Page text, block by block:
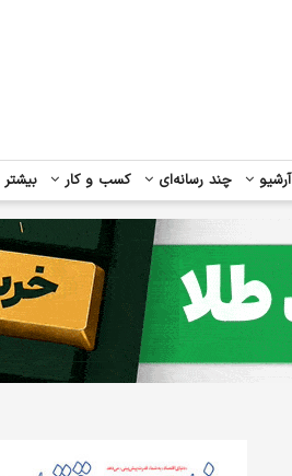
آرشیو چند رسانه‌ای کسب و کار بیشتر